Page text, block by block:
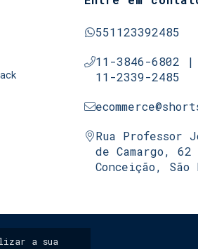
a sua
551123392485
11-3846-6802 |
11-2339-2485
Rua Professor
de Camargo,
Conceição,